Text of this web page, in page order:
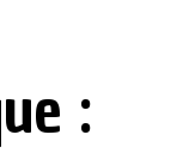
: